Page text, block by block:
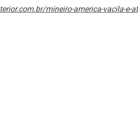
mineiro-america-vacila-e-